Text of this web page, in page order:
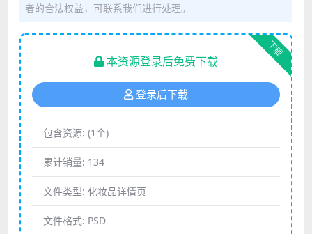
者的合法权益，可联系我们进行处理。
下载
本资源登录后免费下载
登录后下载
包含资源: (1个)
累计销量: 134
文件类型: 化妆品详情页
文件格式: PSD